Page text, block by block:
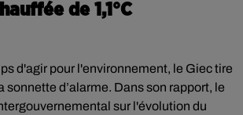
de 1,1°C
d'agir pour l'environnement, le Giec tire
sonnette d’alarme. Dans son rapport, le
sur l'évolution du